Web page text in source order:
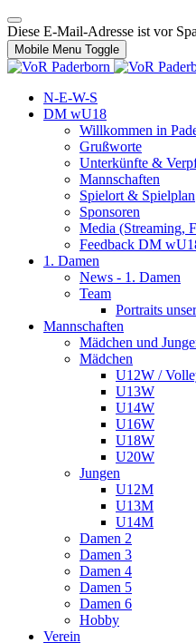
Diese E-Mail-Adresse ist vor
Mobile Menu Toggle
N-E-W-S
DM wU18
Willkommen in
Grußworte
Unterkünfte &
Mannschaften
Spielort & Spielplan
Sponsoren
Media (Streaming,
Feedback DM
1. Damen
News - 1. Damen
Team
Portraits
Mannschaften
Mädchen und
Mädchen
U12W /
U13W
U14W
U16W
U18W
U20W
Jungen
U12M
U13M
U14M
Damen 2
Damen 3
Damen 4
Damen 5
Damen 6
Hobby
Verein